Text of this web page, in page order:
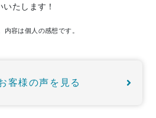
たします！
容は個人の感想です。
客様の声を見る